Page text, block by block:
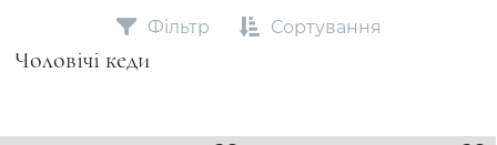
Чоловічі кеди
Фільтр Сортування